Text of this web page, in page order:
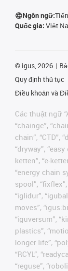
Ngôn ngữ:
Quốc gia: Việt
© igus, 2026
Quy định thủ tục
Điều khoản và
Các thuật ngữ
“chainge”,
chain”, “CTD”,
“dryway”,
ketten”, “e-
“energy chain
spool”, “fixflex”,
“iglidur”,
moves”,
“iguversum”,
plastics”,
longer life”,
“RCYL”,
“reguse”,